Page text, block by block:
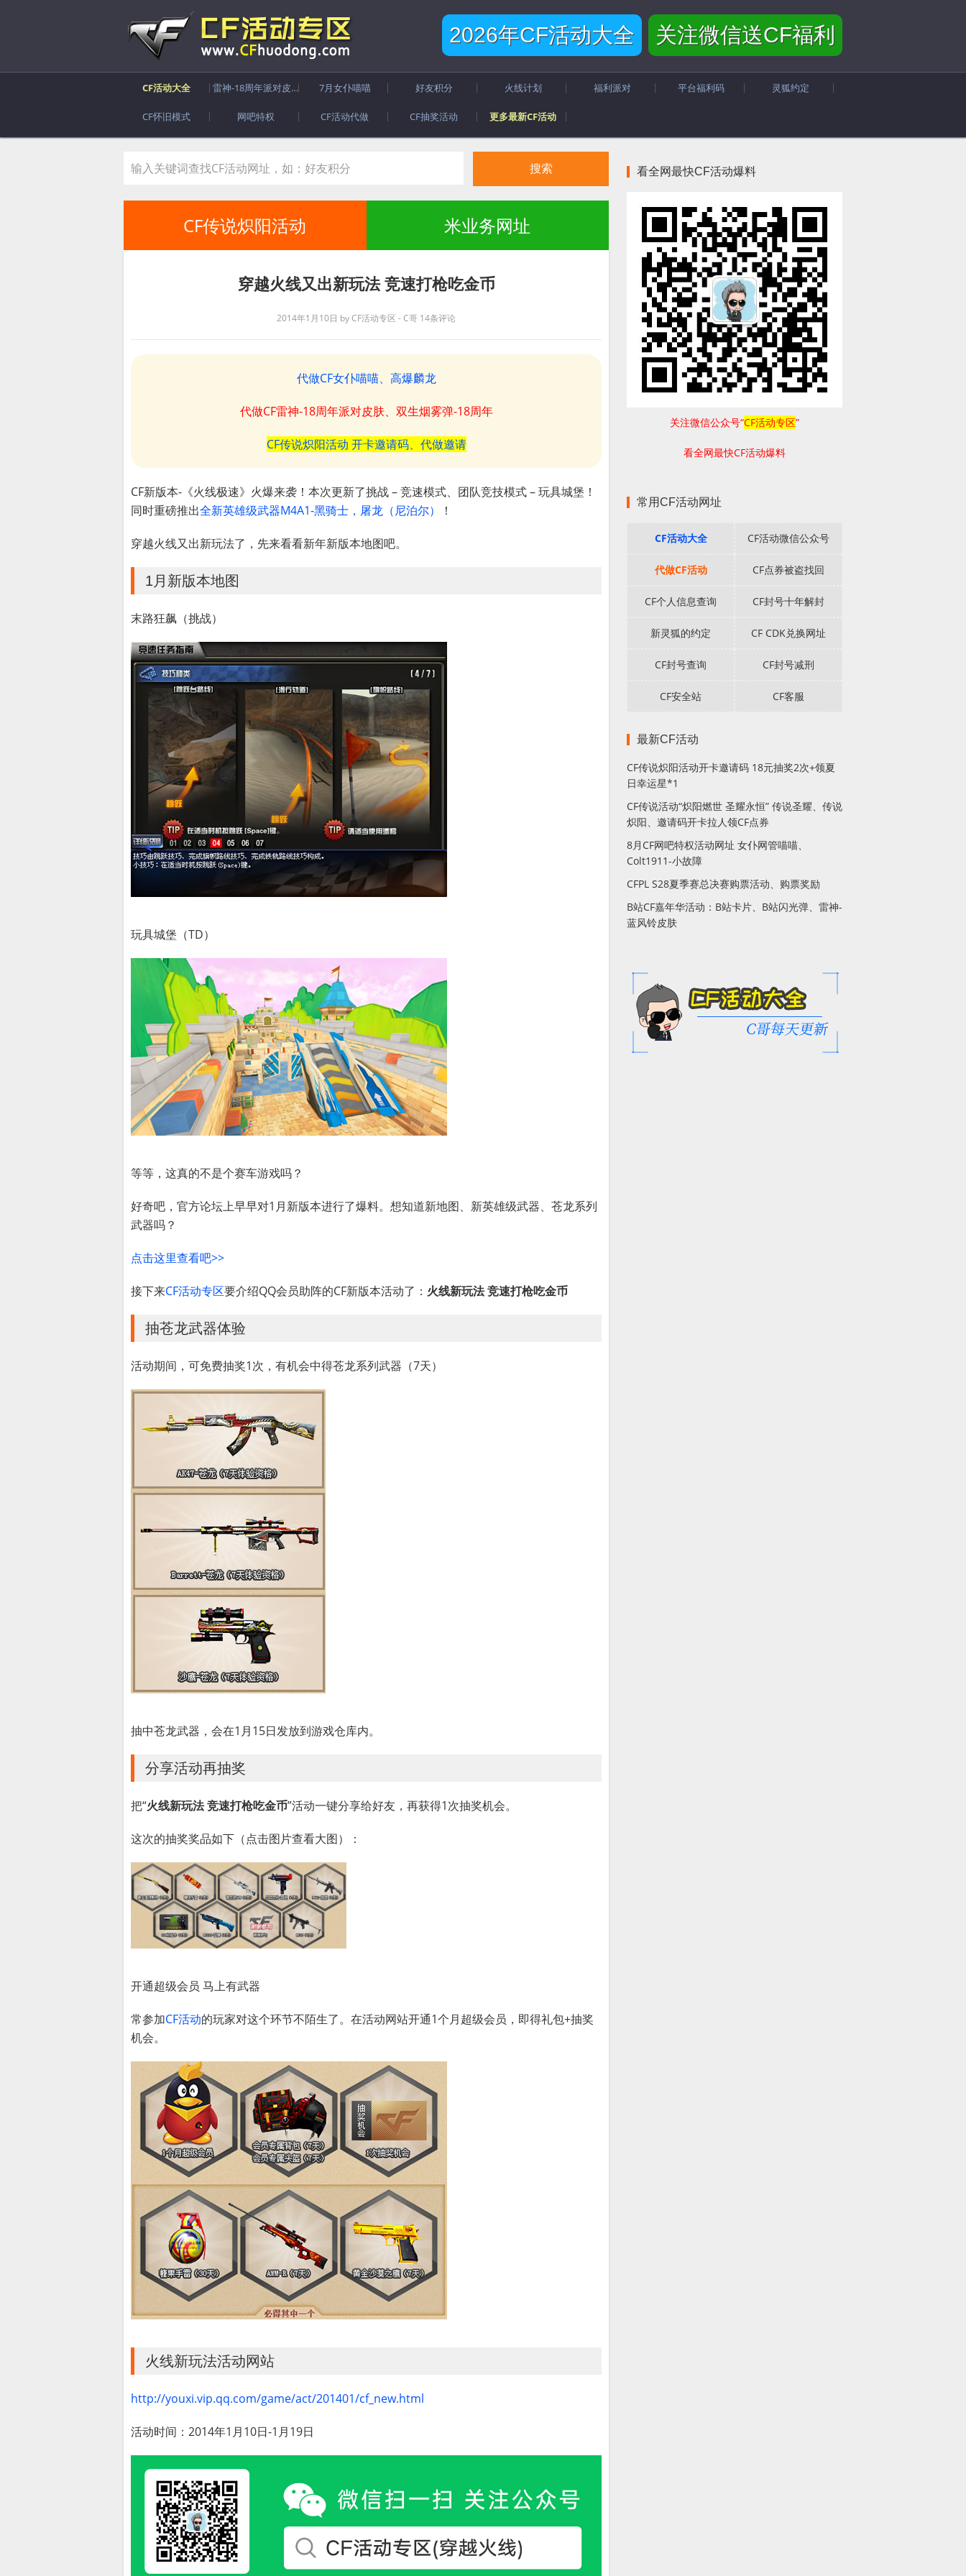
2026年CF活动大全 关注微信送CF福利
CF活动大全 雷神-18周年派对皮肤 7月女仆喵喵 好友积分 火线计划 福利派对 平台福利码 灵狐约定
CF怀旧模式 网吧特权 CF活动代做 CF抽奖活动 更多最新CF活动
CF传说炽阳活动 米业务网址
穿越火线又出新玩法 竞速打枪吃金币
2014年1月10日 byCF活动专区 - C哥 14条评论
代做CF女仆喵喵、高爆麟龙
代做CF雷神-18周年派对皮肤、双生烟雾弹-18周年
CF传说炽阳活动 开卡邀请码、代做邀请
CF新版本-《火线极速》火爆来袭！本次更新了挑战 – 竞速模式、团队竞技模式 – 玩具城堡！
同时重磅推出全新英雄级武器M4A1-黑骑士，屠龙（尼泊尔） ！
穿越火线又出新玩法了，先来看看新年新版本地图吧。
1月新版本地图
末路狂飙（挑战）
玩具城堡（TD）
等等，这真的不是个赛车游戏吗？
好奇吧，官方论坛上早早对1月新版本进行了爆料。想知道新地图、新英雄级武器、苍龙系列
武器吗？
点击这里查看吧>>
接下来CF活动专区要介绍QQ会员助阵的CF新版本活动了： 火线新玩法 竞速打枪吃金币
抽苍龙武器体验
活动期间，可免费抽奖1次，有机会中得苍龙系列武器（7天）
抽中苍龙武器，会在1月15日发放到游戏仓库内。
分享活动再抽奖
把“火线新玩法 竞速打枪吃金币”活动一键分享给好友，再获得1次抽奖机会。
这次的抽奖奖品如下（点击图片查看大图）：
开通超级会员 马上有武器
常参加CF活动的玩家对这个环节不陌生了。在活动网站开通1个月超级会员，即得礼包+抽奖
机会。
火线新玩法活动网站
http://youxi.vip.qq.com/game/act/201401/cf_new.html
活动时间：2014年1月10日-1月19日
看全网最快CF活动爆料
关注微信公众号“CF活动专区”
看全网最快CF活动爆料
常用CF活动网址
CF活动大全 CF活动微信公众号
代做CF活动 CF点券被盗找回
CF个人信息查询 CF封号十年解封
新灵狐的约定 CF CDK兑换网址
CF封号查询 CF封号减刑
CF安全站 CF客服
最新CF活动
CF传说炽阳活动开卡邀请码 18元抽奖2次+领夏
日幸运星*1
CF传说活动“炽阳燃世 圣耀永恒” 传说圣耀、传说
炽阳、邀请码开卡拉人领CF点券
8月CF网吧特权活动网址 女仆网管喵喵、
Colt1911-小故障
CFPL S28夏季赛总决赛购票活动、购票奖励
B站CF嘉年华活动：B站卡片、B站闪光弹、雷神-
蓝风铃皮肤